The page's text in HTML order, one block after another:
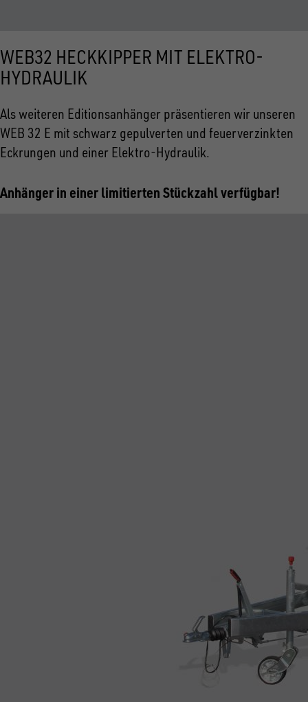
WEB32 HECKKIPPER MIT ELEKTRO-
HYDRAULIK
Als weiteren Editionsanhänger präsentieren wir unseren
WEB 32 E mit schwarz gepulverten und feuerverzinkten
Eckrungen und einer Elektro-Hydraulik.
Anhänger in einer limitierten Stückzahl verfügbar!